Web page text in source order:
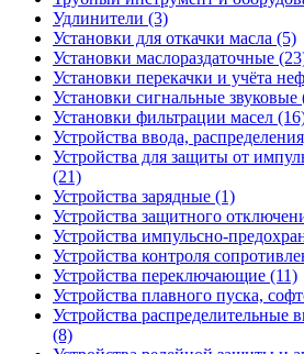
Удлинители (3)
Установки для откачки масла (5)
Установки маслораздаточные
Установки перекачки и учёта
Установки сигнальные звуковые
Установки фильтрации масел
Устройства ввода,
Устройства для защиты от
(21)
Устройства зарядные (1)
Устройства защитного
Устройства импульсно-
Устройства контроля
Устройства переключающие (11)
Устройства плавного пуска,
Устройства распределительные
(8)